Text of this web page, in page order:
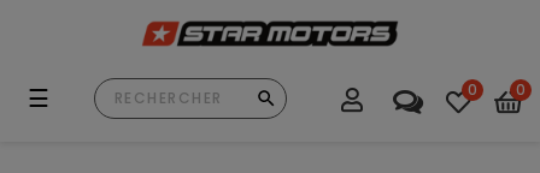
Basculer
☰ 0 0